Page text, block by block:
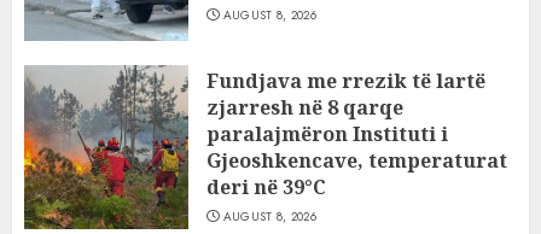
AUGUST 8, 2026
Fundjava me rrezik të lartë
zjarresh në 8 qarqe
paralajmëron Instituti i
Gjeoshkencave, temperaturat
deri në 39°C
AUGUST 8, 2026